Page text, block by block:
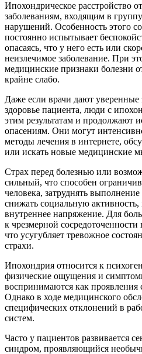
Ипохондрическое расстройство
заболеваниям, входящим в
нарушений. Особенность этого
постоянно испытывает
опасаясь, что у него есть или
неизлечимое заболевание. При
медицинские признаки болезни
крайне слабо.
Даже если врачи дают
здоровье пациента, люди с
этим результатам и продолжают
опасениям. Они могут
методы лечения в интернете,
или искать новые медицинские
Страх перед болезнью или
сильный, что способен
человека, затруднять
снижать социальную
внутреннее напряжение. Для
к чрезмерной
что усугубляет тревожное
страхи.
Ипохондрия относится к
физические ощущения и
воспринимаются как проявления
Однако в ходе медицинского
специфических отклонений в
систем.
Часто у пациентов развивается
синдром, проявляющийся